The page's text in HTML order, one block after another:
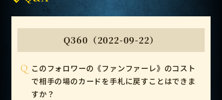
Q360（2022-09-22）
Q このフォロワーの《ファンファーレ》のコスト
で相手の場のカードを手札に戻すことはできま
すか？